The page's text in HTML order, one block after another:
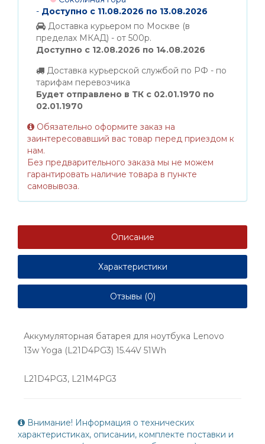
- Доступно с 11.08.2026 по 13.08.2026
Доставка курьером по Москве (в
пределах МКАД) - от 500р.
Доступно с 12.08.2026 по 14.08.2026
Доставка курьерской службой по РФ - по
тарифам перевозчика
Будет отправлено в ТК с 02.01.1970 по
02.01.1970
Обязательно оформите заказ на
заинтересовавший вас товар перед приездом к
нам.
Без предварительного заказа мы не можем
гарантировать наличие товара в пункте
самовывоза.
Описание
Характеристики
Отзывы (0)
Аккумуляторная батарея для ноутбука Lenovo
13w Yoga (L21D4PG3) 15.44V 51Wh
L21D4PG3, L21M4PG3
Внимание! Информация о технических
характеристиках, описании, комплекте поставки и